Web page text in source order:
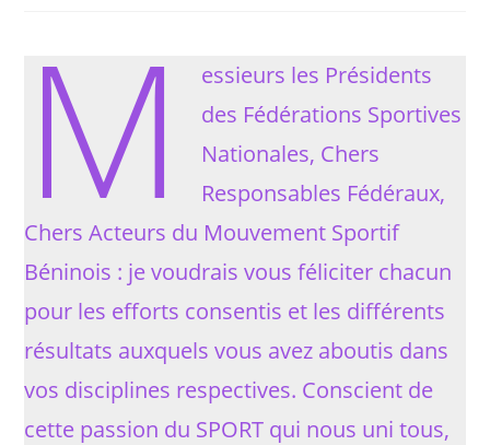
M
essieurs les Présidents
des Fédérations Sportives
Nationales, Chers
Responsables Fédéraux,
Chers Acteurs du Mouvement Sportif
Béninois : je voudrais vous féliciter chacun
pour les efforts consentis et les différents
résultats auxquels vous avez aboutis dans
vos disciplines respectives. Conscient de
cette passion du SPORT qui nous uni tous,